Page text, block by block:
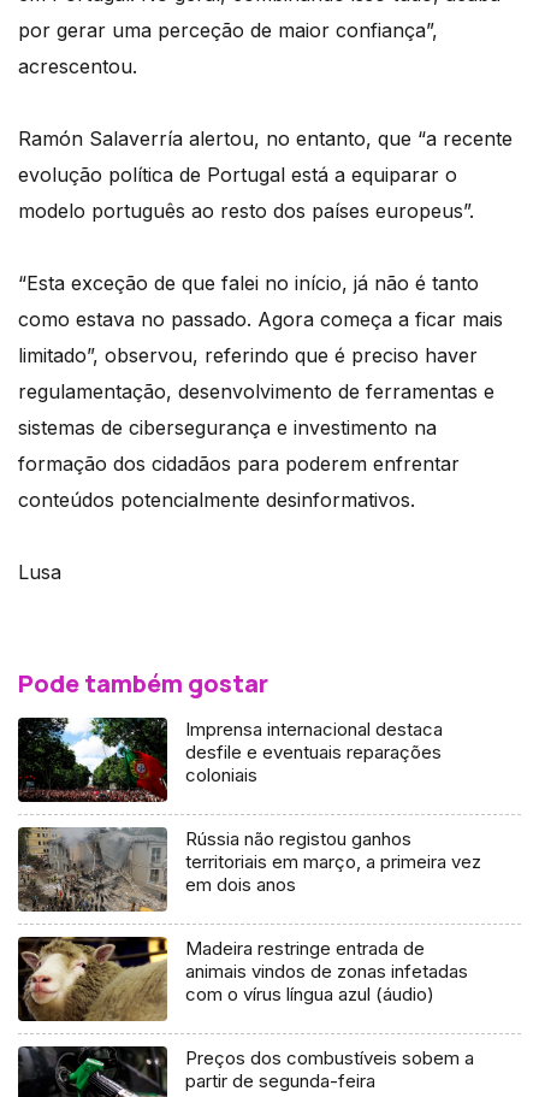
por gerar uma perceção de maior confiança”,
acrescentou.
Ramón Salaverría alertou, no entanto, que “a recente
evolução política de Portugal está a equiparar o
modelo português ao resto dos países europeus”.
“Esta exceção de que falei no início, já não é tanto
como estava no passado. Agora começa a ficar mais
limitado”, observou, referindo que é preciso haver
regulamentação, desenvolvimento de ferramentas e
sistemas de cibersegurança e investimento na
formação dos cidadãos para poderem enfrentar
conteúdos potencialmente desinformativos.
Lusa
Pode também gostar
Imprensa internacional destaca
desfile e eventuais reparações
coloniais
Rússia não registou ganhos
territoriais em março, a primeira vez
em dois anos
Madeira restringe entrada de
animais vindos de zonas infetadas
com o vírus língua azul (áudio)
Preços dos combustíveis sobem a
partir de segunda-feira